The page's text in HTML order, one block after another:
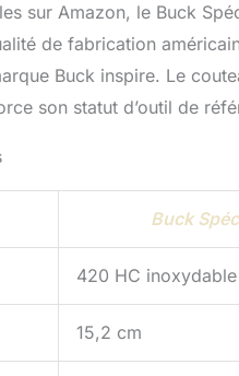
sur Amazon, le Buck
de fabrication
Buck inspire. Le
son statut d’outil de
Buck
420 HC inoxydable
15,2 cm